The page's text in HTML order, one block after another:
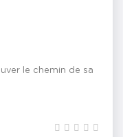
le chemin de sa